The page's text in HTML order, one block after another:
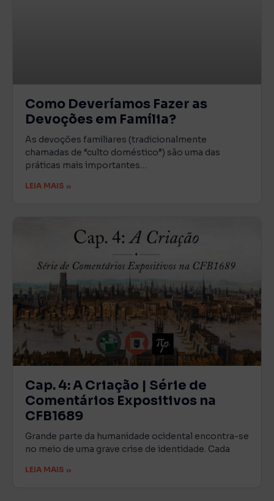
Como Deveríamos Fazer as
Devoções em Família?
As devoções familiares (tradicionalmente
chamadas de “culto doméstico”) são uma das
práticas mais importantes…
LEIA MAIS »
Cap. 4: A Criação | Série de
Comentários Expositivos na
CFB1689
Grande parte da humanidade ocidental encontra-se
no meio de uma grave crise de identidade. Cada
LEIA MAIS »